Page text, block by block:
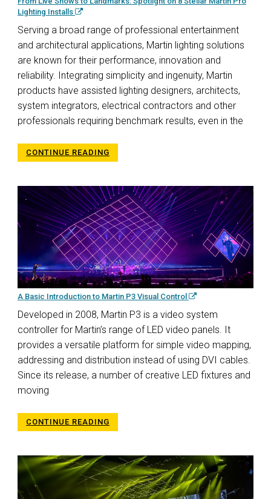
Lighting Installs
Serving a broad range of professional entertainment
and architectural applications, Martin lighting solutions
are known for their performance, innovation and
reliability. Integrating simplicity and ingenuity, Martin
products have assisted lighting designers, architects,
system integrators, electrical contractors and other
professionals requiring benchmark results, even in the
CONTINUE READING
A Basic Introduction to Martin P3 Visual Control
Developed in 2008, Martin P3 is a video system
controller for Martin’s range of LED video panels. It
provides a versatile platform for simple video mapping,
addressing and distribution instead of using DVI cables.
Since its release, a number of creative LED fixtures and
moving
CONTINUE READING